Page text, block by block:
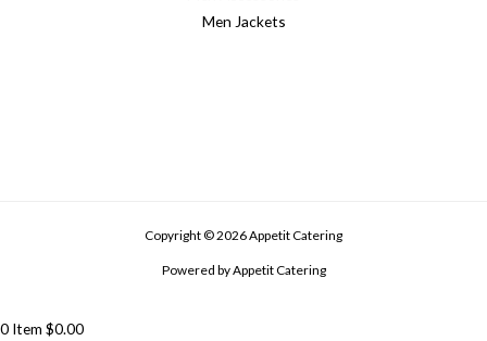
Men Jackets
Copyright © 2026 Appetit Catering
Powered by Appetit Catering
0 Item $0.00